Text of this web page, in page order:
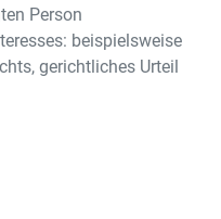
Person
beispielsweise
gerichtliches Urteil